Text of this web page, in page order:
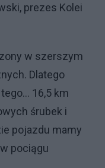
prezes Kolei
w szerszym
Dlatego
16,5 km
śrubek i
pojazdu mamy
pociągu